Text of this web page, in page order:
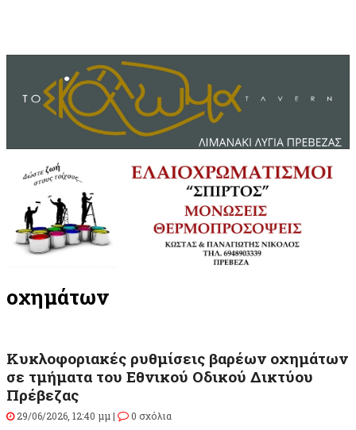
οχημάτων
Kυκλοφοριακές ρυθμίσεις βαρέων οχημάτων
σε τμήματα του Εθνικού Οδικού Δικτύου
Πρέβεζας
29/06/2026, 12:40 μμ | 0 σχόλια